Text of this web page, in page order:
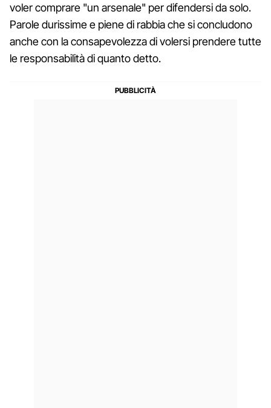
voler comprare "un arsenale" per difendersi da solo.
Parole durissime e piene di rabbia che si concludono
anche con la consapevolezza di volersi prendere tutte
le responsabilità di quanto detto.